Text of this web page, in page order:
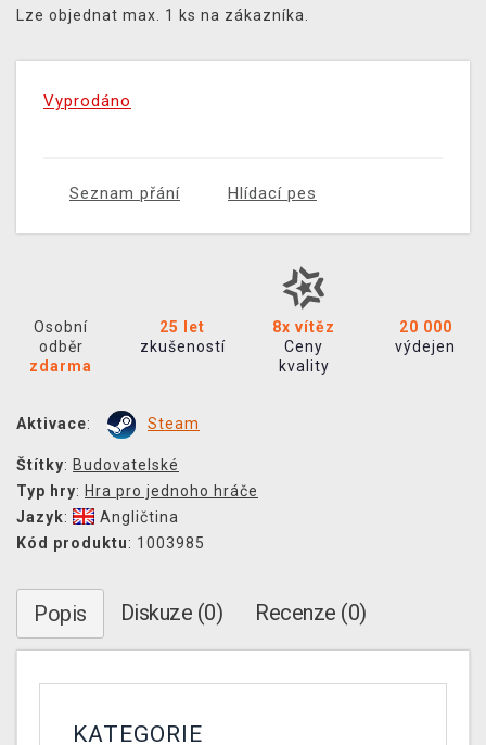
Lze objednat max. 1 ks na zákazníka.
Vyprodáno
Seznam přání Hlídací pes
Osobní
odběr
zdarma
25 let
zkušeností
8x vítěz
Ceny
kvality
20 000
výdejen
Aktivace: Steam
Štítky: Budovatelské
Typ hry: Hra pro jednoho hráče
Jazyk:
Angličtina
Kód produktu: 1003985
Popis Diskuze (0) Recenze (0)
KATEGORIE